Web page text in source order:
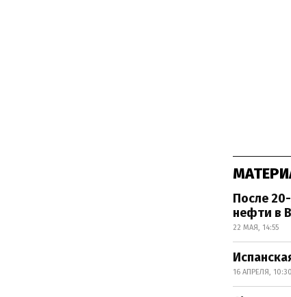
После
нефти в
22 МАЯ, 14:55
16 АПРЕЛЯ, 10:30